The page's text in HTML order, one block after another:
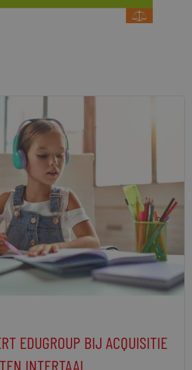
EDUGROUP BIJ ACQUISITIE
INTERTAAL